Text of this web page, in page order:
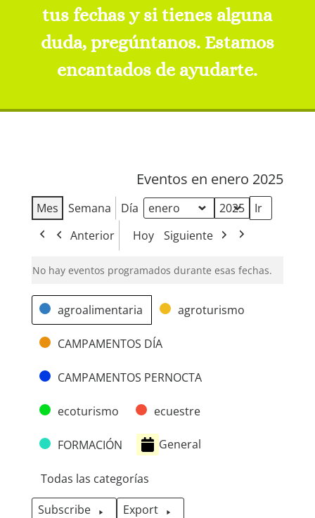
tus fechas y si tienes alguna
duda, pregúntanos. Estamos
encantados de ayudarte.
Eventos en enero 2025
Mes Semana Día Mes
Año
Anterior Hoy Siguiente
No hay eventos programados durante esas fechas.
Categoríasagroalimentaria agroturismo
CAMPAMENTOS DÍA
CAMPAMENTOS PERNOCTA
ecoturismo ecuestre
FORMACIÓN General
Todas las categorías
Subscribe
Export